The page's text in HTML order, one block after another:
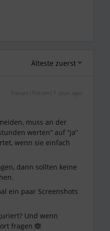
Älteste zuerst
Forum|Forum|1 year ago
muss an der
werten” auf “ja”
wenn sie einfach
dann sollten keine
ein paar Screenshots
Und wenn
fragen 🙈